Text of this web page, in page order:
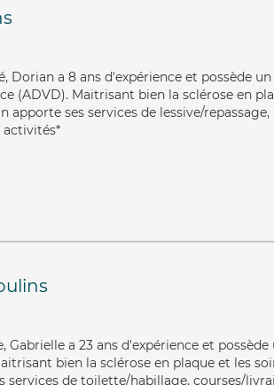
Dorian a 8 ans d'expérience et possède
(ADVD). Maitrisant bien la sclérose en
ses services de lessive/repassage,
Gabrielle a 23 ans d'expérience et possède
bien la sclérose en plaque et les
services de toilette/habillage, courses/